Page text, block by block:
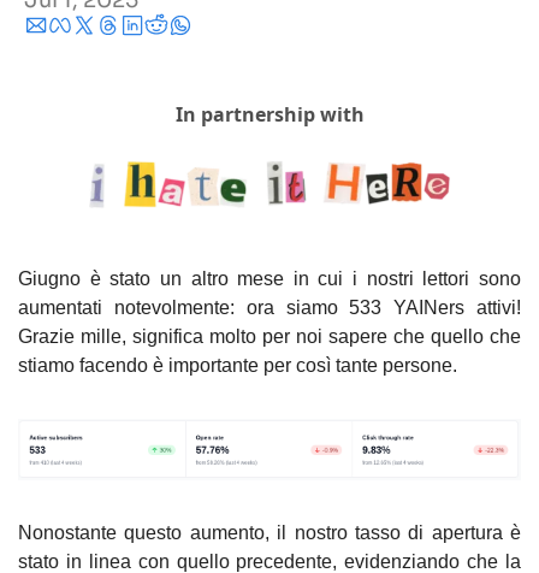
In partnership with
Giugno è stato un altro mese in cui i nostri lettori sono
aumentati notevolmente: ora siamo 533 YAINers attivi!
Grazie mille, significa molto per noi sapere che quello che
stiamo facendo è importante per così tante persone.
Nonostante questo aumento, il nostro tasso di apertura è
stato in linea con quello precedente, evidenziando che la